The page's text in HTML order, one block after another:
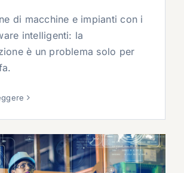
di macchine e impianti con i
intelligenti: la
è un problema solo per